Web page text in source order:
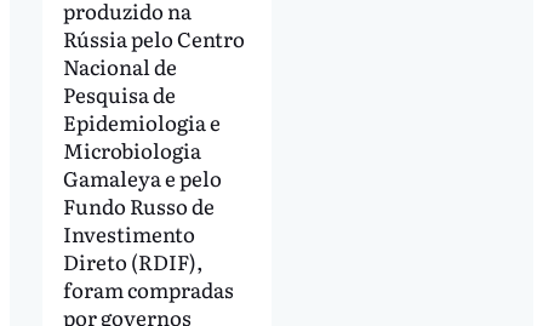
produzido na
Rússia pelo Centro
Nacional de
Pesquisa de
Epidemiologia e
Microbiologia
Gamaleya e pelo
Fundo Russo de
Investimento
Direto (RDIF),
foram compradas
por governos